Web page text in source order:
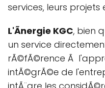
services, leurs
L'Ãnergie KGC, bien
un service
rÃ©fÃ©rence Ã
intÃ©grÃ©e de